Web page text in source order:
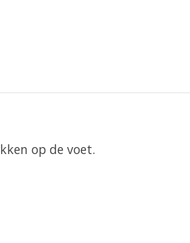
op de voet.